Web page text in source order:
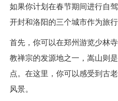
如果你计划在春节期间进行自
开封和洛阳的三个城市作为旅行
首先，你可以在郑州游览少林
教禅宗的发源地之一，嵩山则
点。在这里，你可以感受到古
风景。